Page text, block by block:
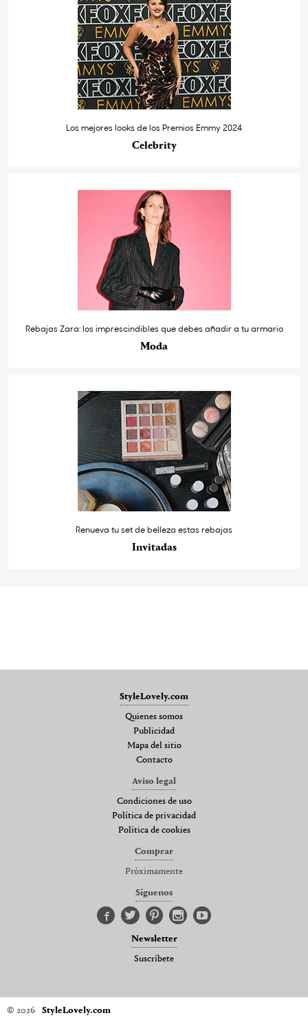
Los mejores looks de los Premios Emmy 2024
Celebrity
Rebajas Zara: los imprescindibles que debes añadir a tu armario
Moda
Renueva tu set de belleza estas rebajas
Invitadas
StyleLovely.com
Quienes somos
Publicidad
Mapa del sitio
Contacto
Aviso legal
Condiciones de uso
Política de privacidad
Política de cookies
Comprar
Próximamente
Síguenos
Newsletter
Suscríbete
© 2026 StyleLovely.com